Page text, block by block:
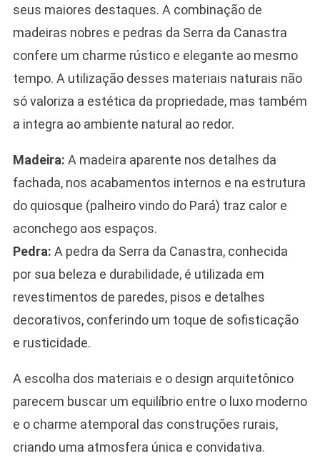
seus maiores destaques. A combinação de
madeiras nobres e pedras da Serra da Canastra
confere um charme rústico e elegante ao mesmo
tempo. A utilização desses materiais naturais não
só valoriza a estética da propriedade, mas também
a integra ao ambiente natural ao redor.
Madeira: A madeira aparente nos detalhes da
fachada, nos acabamentos internos e na estrutura
do quiosque (palheiro vindo do Pará) traz calor e
aconchego aos espaços.
Pedra: A pedra da Serra da Canastra, conhecida
por sua beleza e durabilidade, é utilizada em
revestimentos de paredes, pisos e detalhes
decorativos, conferindo um toque de sofisticação
e rusticidade.
A escolha dos materiais e o design arquitetônico
parecem buscar um equilíbrio entre o luxo moderno
e o charme atemporal das construções rurais,
criando uma atmosfera única e convidativa.